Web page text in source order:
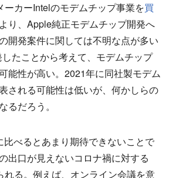
カーIntelのモデムチップ事業を買
り、Apple純正モデムチップ開発へ
開発案件に関しては不明な点が多い
たことから考えて、モデムチップ
能性が高い。2021年に同社製モデム
される可能性は低いが、何かしらの
るだろう。
べるとあまり期待できないことで
出口が見えないコロナ禍に対する
る。例えば、オンライン会議を意